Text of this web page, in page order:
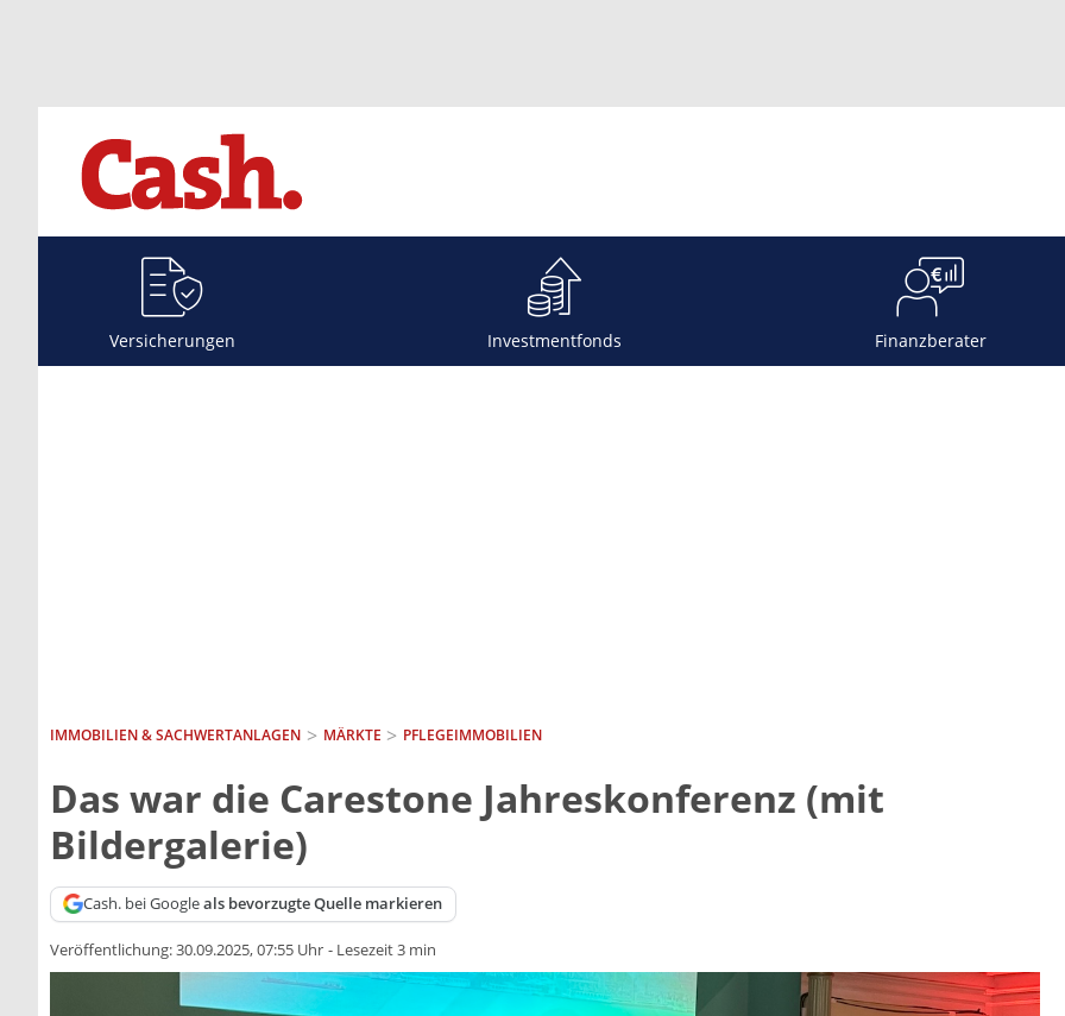
Versicherungen Investmentfonds Finanzberater
IMMOBILIEN & SACHWERTANLAGEN MÄRKTE PFLEGEIMMOBILIEN
Das war die Carestone Jahreskonferenz (mit
Bildergalerie)
Cash. bei Googleals bevorzugte Quelle markieren
Veröffentlichung:30.09.2025, 07:55 Uhr - Lesezeit 3 min